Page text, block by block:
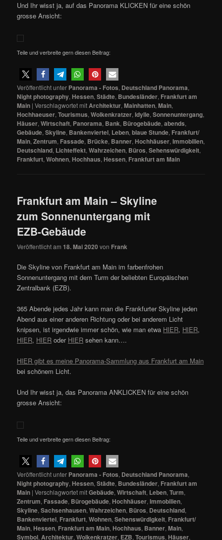
Und Ihr wisst ja, auf das Panorama KLICKEN für eine schön
grosse Ansicht:
Teile und verbreite gern diesen Beitrag:
Veröffentlicht unter Panorama - Fotos, Deutschland Panorama,
Night photography, Hessen,Städte, Bundesländer, Frankfurt am
Main |Verschlagwortet mitArchitektur,Mainhatten,Main,
Hochhaeuser,Tourismus,Wolkenkratzer,Idylle,Sonnenuntergang,
Häuser,Wirtschaft, Panorama, Bank, Bürogebäude,abends,
Gebäude,Skyline, Bankenviertel, Leben,blaue Stunde, Frankfurt/
Main,Zentrum, Fassade, Brücke, Banner, Hochhäuser,Immobilien,
Deutschland, Lichteffekt,Wahrzeichen, Büros,Sehenswürdigkeit,
Frankfurt,Wohnen, Hochhaus, Hessen, Frankfurt am Main
Frankfurt am Main – Skyline
zum Sonnenuntergang mit
EZB-Gebäude
Veröffentlicht am 18. Mai 2020 von Frank
Die Skyline von Frankfurt am Main im farbenfrohen
Sonnenuntergang mit dem Turm der beliebten Europäischen
Zentralbank (EZB).
365 Abende jedes Jahr kann man die Frankfurter Skyline jeden
Abend aus einer anderen Richtung oder bei anderem Licht
knipsen, ist irgendwie immer schön, wie man etwa HIER, HIER,
HIER, HIER oder HIER sehen kann….
HIER gibt es meine Panorama-Sammlung aus Frankfurt am Main
bei schönem Licht.
Und Ihr wisst ja, das Panorama ANKLICKEN für eine schön
grosse Ansicht:
Teile und verbreite gern diesen Beitrag:
Veröffentlicht unter Panorama - Fotos, Deutschland Panorama,
Night photography, Hessen,Städte, Bundesländer, Frankfurt am
Main |Verschlagwortet mitGebäude,Wirtschaft, Leben,Turm,
Zentrum, Fassade, Bürogebäude, Hochhäuser,Immobilien,
Skyline,Sachsenhausen,Wahrzeichen, Büros, Deutschland,
Bankenviertel, Frankfurt,Wohnen,Sehenswürdigkeit, Frankfurt/
Main, Hessen, Frankfurt am Main, Hochhaus, Banner,Main,
Symbol, Architektur,Wolkenkratzer, EZB,Tourismus, Häuser,